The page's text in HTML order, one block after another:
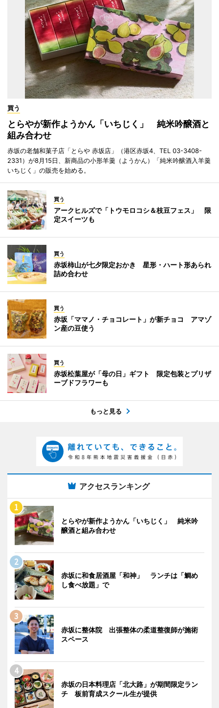
買う
とらやが新作ようかん「いちじく」 純米吟醸酒と
組み合わせ
赤坂の老舗和菓子店「とらや 赤坂店」（港区赤坂4、TEL 03-3408-
2331）が8月15日、新商品の小形羊羹（ようかん）「純米吟醸酒入羊羹
いちじく」の販売を始める。
買う
アークヒルズで「トウモロコシ＆枝豆フェス」 限
定スイーツも
買う
赤坂柿山が七夕限定おかき 星形・ハート形あられ
詰め合わせ
買う
赤坂「ママノ・チョコレート」が新チョコ アマゾ
ン産の豆使う
買う
赤坂松葉屋が「母の日」ギフト 限定包装とプリザ
ーブドフラワーも
もっと見る
アクセスランキング
とらやが新作ようかん「いちじく」 純米吟
醸酒と組み合わせ
赤坂に和食居酒屋「和神」 ランチは「鯛め
し食べ放題」で
赤坂に整体院 出張整体の柔道整復師が施術
スペース
赤坂の日本料理店「北大路」が期間限定ラン
チ 板前育成スクール生が提供